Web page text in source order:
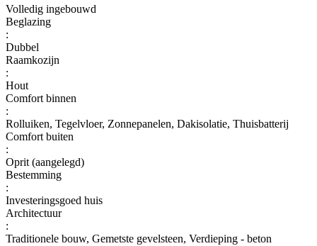
Volledig ingebouwd
Beglazing
:
Dubbel
Raamkozijn
:
Hout
Comfort binnen
:
Rolluiken, Tegelvloer, Zonnepanelen, Dakisolatie, Thuisbatterij
Comfort buiten
:
Oprit (aangelegd)
Bestemming
:
Investeringsgoed huis
Architectuur
:
Traditionele bouw, Gemetste gevelsteen, Verdieping - beton